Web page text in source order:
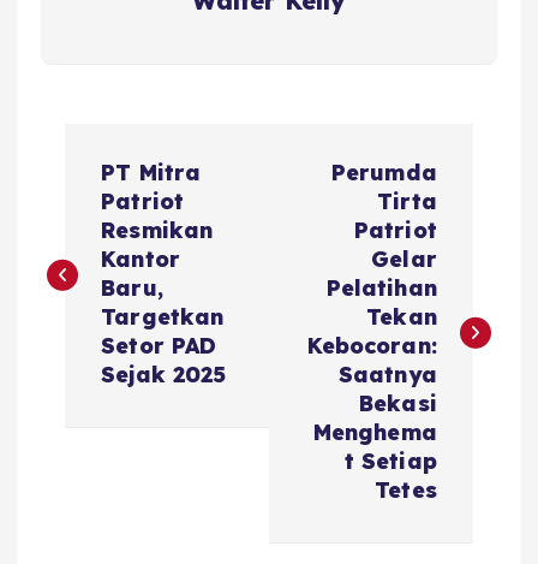
s
PT Mitra
Patriot
Resmikan
Kantor
Baru,
Targetkan
Setor PAD
Sejak 2025
Perumda
Tirta
Patriot
Gelar
Pelatihan
Tekan
Kebocoran:
Saatnya
Bekasi
Menghema
t Setiap
Tetes